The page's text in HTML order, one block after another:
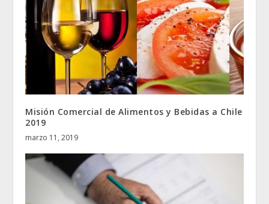
Misión Comercial de Alimentos y Bebidas a Chile
2019
marzo 11, 2019